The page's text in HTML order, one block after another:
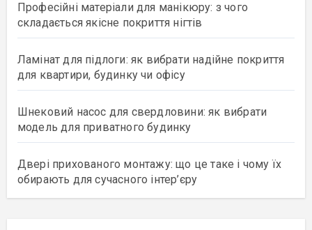
Професійні матеріали для манікюру: з чого
складається якісне покриття нігтів
Ламінат для підлоги: як вибрати надійне покриття
для квартири, будинку чи офісу
Шнековий насос для свердловини: як вибрати
модель для приватного будинку
Двері прихованого монтажу: що це таке і чому їх
обирають для сучасного інтер’єру